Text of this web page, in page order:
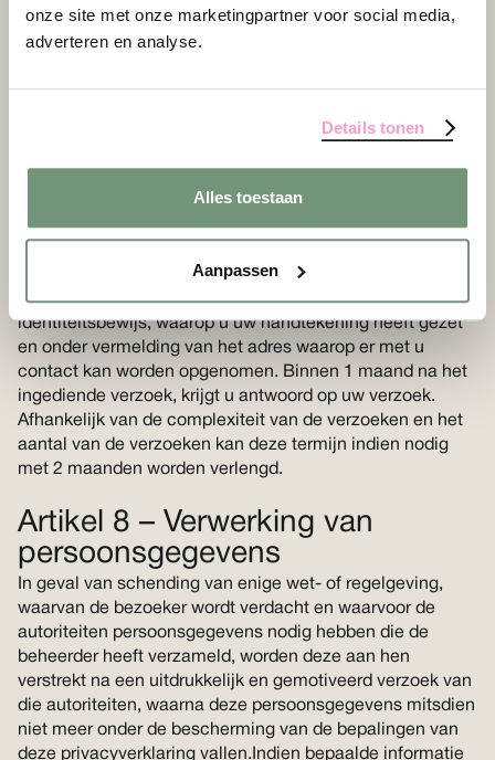
onze site met onze marketingpartner voor social media,
adverteren en analyse.
Details tonen
Alles toestaan
Aanpassen
Artikel 7 – Uw rechten met
recht op inzage van en rectificatie of wissing van zijn
bezwaar te maken en het recht op
gegevensoverdraagbaarheid. U kunt deze rechten
weeswelkom@degroeneafslag.nl . Ieder verzoek daartoe
dient te worden vergezeld van een kopie van een geldig
identiteitsbewijs, waarop u uw handtekening heeft gezet
en onder vermelding van het adres waarop er met u
contact kan worden opgenomen. Binnen 1 maand na het
ingediende verzoek, krijgt u antwoord op uw verzoek.
Afhankelijk van de complexiteit van de verzoeken en het
aantal van de verzoeken kan deze termijn indien nodig
met 2 maanden worden verlengd.
Artikel 8 – Verwerking van
persoonsgegevens
In geval van schending van enige wet- of regelgeving,
waarvan de bezoeker wordt verdacht en waarvoor de
autoriteiten persoonsgegevens nodig hebben die de
beheerder heeft verzameld, worden deze aan hen
verstrekt na een uitdrukkelijk en gemotiveerd verzoek van
die autoriteiten, waarna deze persoonsgegevens mitsdien
niet meer onder de bescherming van de bepalingen van
deze privacyverklaring vallen.Indien bepaalde informatie